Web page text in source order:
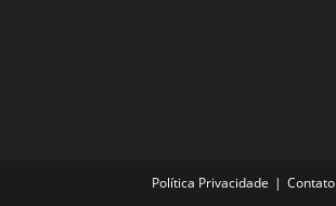
Política Privacidade Contato